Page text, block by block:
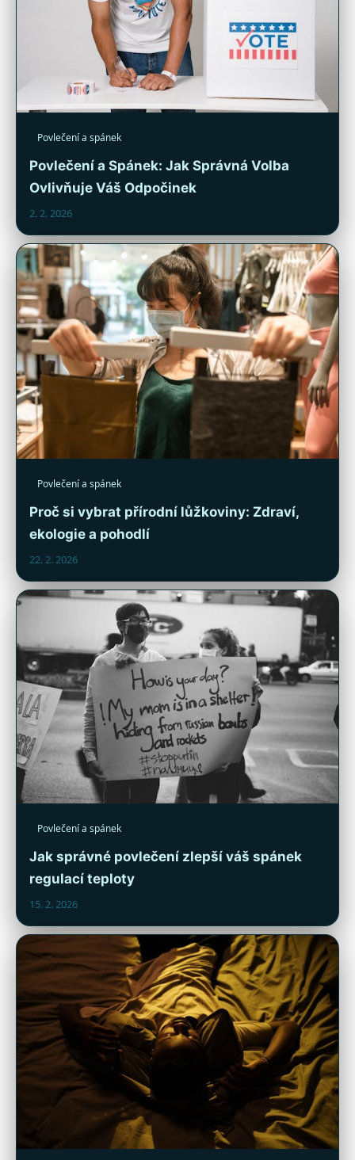
Povlečení a spánek
Povlečení a Spánek: Jak Správná Volba
Ovlivňuje Váš Odpočinek
2. 2. 2026
Povlečení a spánek
Proč si vybrat přírodní lůžkoviny: Zdraví,
ekologie a pohodlí
22. 2. 2026
Povlečení a spánek
Jak správné povlečení zlepší váš spánek
regulací teploty
15. 2. 2026